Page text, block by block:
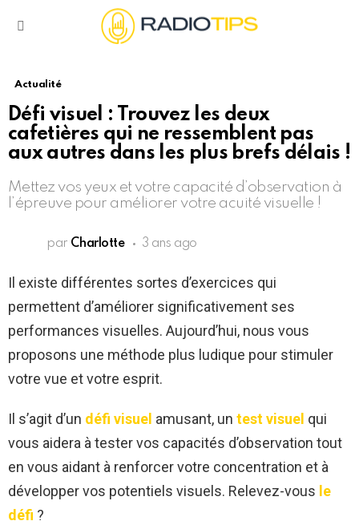
Actualité
Défi visuel : Trouvez les deux
cafetières qui ne ressemblent pas
aux autres dans les plus brefs délais !
Mettez vos yeux et votre capacité d’observation à
l’épreuve pour améliorer votre acuité visuelle !
par Charlotte 3 ans ago
Il existe différentes sortes d’exercices qui
permettent d’améliorer significativement ses
performances visuelles. Aujourd’hui, nous vous
proposons une méthode plus ludique pour stimuler
votre vue et votre esprit.
Il s’agit d’un défi visuel amusant, un test visuel qui
vous aidera à tester vos capacités d’observation tout
en vous aidant à renforcer votre concentration et à
développer vos potentiels visuels. Relevez-vous le
défi ?